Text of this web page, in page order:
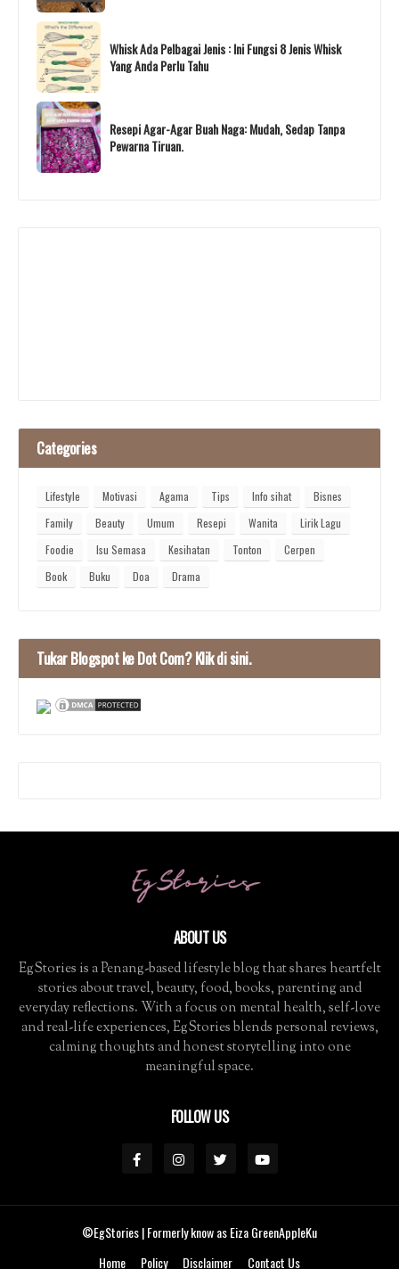
Whisk Ada Pelbagai Jenis : Ini Fungsi 8 Jenis Whisk
Yang Anda Perlu Tahu
Resepi Agar-Agar Buah Naga: Mudah, Sedap Tanpa
Pewarna Tiruan.
Categories
Lifestyle Motivasi Agama Tips Info sihat
Bisnes
Family
Beauty Umum Resepi Wanita
Lirik Lagu
Foodie
Isu Semasa Kesihatan Tonton
Cerpen
Book
Buku Doa Drama
Tukar Blogspot ke Dot Com? Klik di sini.
ABOUT US
EgStories is a Penang-based lifestyle blog that shares heartfelt
stories about travel, beauty, food, books, parenting and
everyday reflections. With a focus on mental health, self-love
and real-life experiences, EgStories blends personal reviews,
calming thoughts and honest storytelling into one
meaningful space.
FOLLOW US
©EgStories| Formerly know as Eiza GreenAppleKu
Home
Policy Disclaimer Contact Us